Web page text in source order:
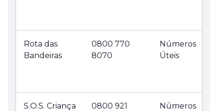
Rota das
Bandeiras
0800 770
8070
Números
Úteis
S.O.S. Criança
0800 921
Números